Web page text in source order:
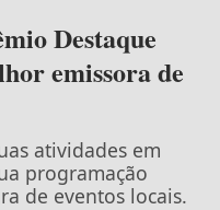
Destaque
emissora de
atividades em
programação
de eventos locais.